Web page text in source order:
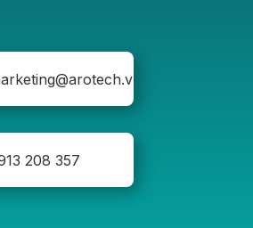
208 357